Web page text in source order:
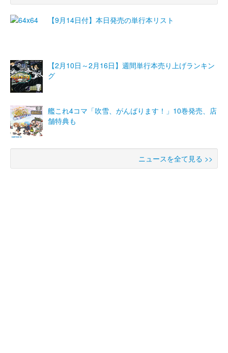
【9月14日付】本日発売の単行本リスト
【2月10日～2月16日】週間単行本売り上げランキン
グ
艦これ4コマ「吹雪、がんばります！」10巻発売、店
舗特典も
ニュースを全て見る >>